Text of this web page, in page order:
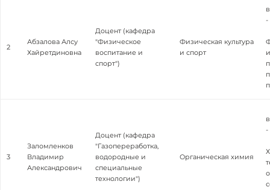
2
Абзалова Алсу
Хайретдиновна
Доцент (кафедра
"Физическое
воспитание и
спорт")
Физическая культура
и спорт
-
3
Заломленков
Владимир
Александрович
Доцент (кафедра
"Газопереработка,
водородные и
специальные
технологии")
Органическая химия
-